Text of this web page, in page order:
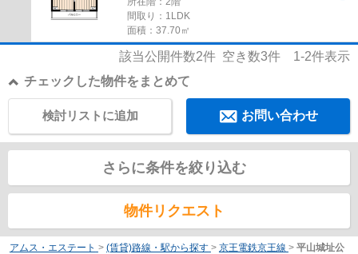
間取り：1LDK
面積：37.70㎡
該当公開件数2件 空き数3件 1-2件表示
チェックした物件をまとめて
お問い合わせ
検討リストに追加
さらに条件を絞り込む
物件リクエスト
アムス・エステート > (賃貸)路線・駅から探す > 京王電鉄京王線 > 平山城址公